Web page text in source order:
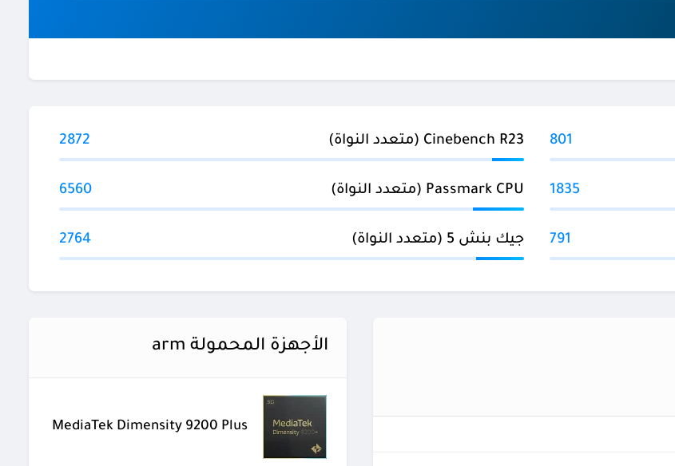
801 Cinebench R23 (متعدد النواة) 2872
1835 Passmark CPU (متعدد النواة) 6560
791 جيك بنش 5 (متعدد النواة) 2764
الأجهزة المحمولة arm
MediaTek Dimensity 9200 Plus